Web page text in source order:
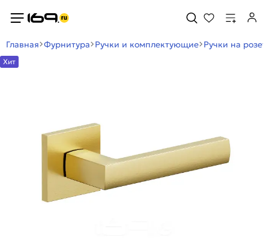
Главная Фурнитура Ручки и комплектующие Ручки на
Хит